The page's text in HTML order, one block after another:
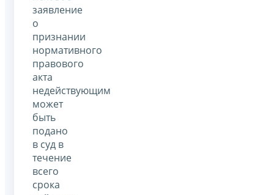
заявление
о
признании
нормативного
правового
акта
недействующим
может
быть
подано
в суд в
течение
всего
срока